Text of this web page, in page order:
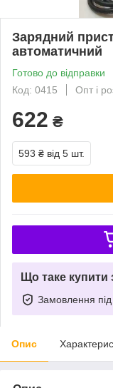
Зарядний
автоматичний
Готово до відправки
Код: 0415
Опт і
622 ₴
593 ₴ від 5 шт.
Що таке купити
Замовлення
Опис